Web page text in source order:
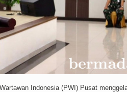
Indonesia (PWI) Pusat